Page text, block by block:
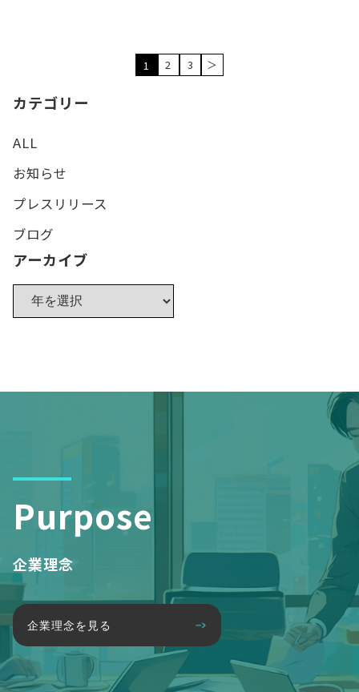
1 2 3 ＞
カテゴリー
ALL
お知らせ
プレスリリース
ブログ
アーカイブ
Purpose
企業理念
企業理念を見る